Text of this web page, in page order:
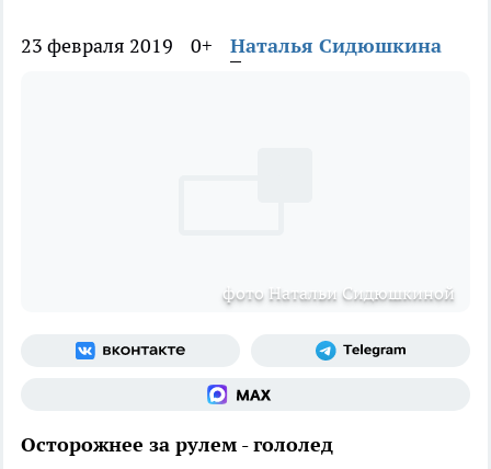
23 февраля 2019 0+ Наталья Сидюшкина
фото Натальи Сидюшкиной
Осторожнее за рулем - гололед